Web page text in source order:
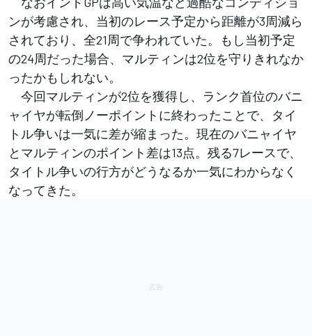
ンが考慮され、当初のレース予定から距離が3周減ら
されており、全21周で争われていた。もし当初予定
の24周だった場合、マルティンは2位を守りきれなか
ったかもしれない。
今回マルティンが2位を獲得し、ランク首位のバニ
ャイヤが転倒ノーポイントに終わったことで、タイ
トル争いは一気に差が縮まった。現在のバニャイヤ
とマルティンのポイント差は13点。残る7レースで、
タイトル争いの行方がどうなるか一気にわからなく
なってきた。